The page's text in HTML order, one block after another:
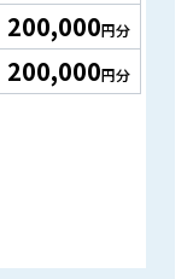
200,000円分
200,000円分